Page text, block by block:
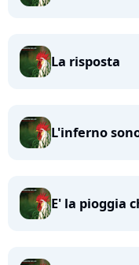
La risposta
L'inferno
E' la pioggia